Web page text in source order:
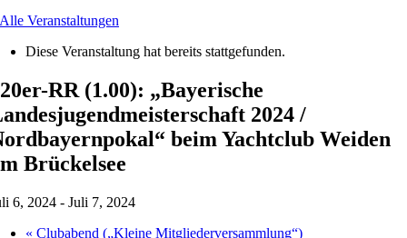
Veranstaltungen
Diese Veranstaltung hat bereits stattgefunden.
RR (1.00): „Bayerische
2024 /
beim Yachtclub Weiden
Brückelsee
6, 2024 - Juli 7, 2024
« Clubabend („Kleine Mitgliederversammlung“)